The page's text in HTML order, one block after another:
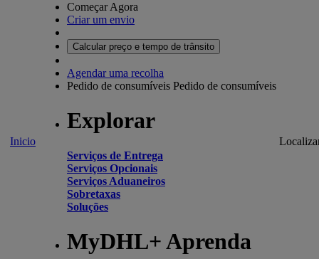
Inicio
Começar Agora
Criar um envio
Calcular preço e tempo de trânsito
Agendar uma recolha
Pedido de consumíveis Pedido de consumíveis
Explorar
Serviços de Entrega
Serviços Opcionais
Serviços Aduaneiros
Sobretaxas
Soluções
MyDHL+ Aprenda